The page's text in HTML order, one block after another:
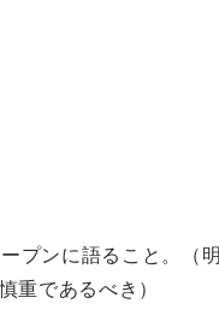
プンに語ること。（
重であるべき）